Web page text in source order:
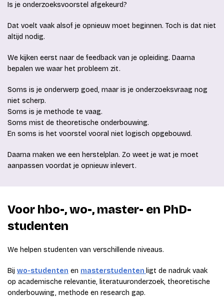
Is je onderzoeksvoorstel afgekeurd?
Dat voelt vaak alsof je opnieuw moet beginnen. Toch is dat niet
altijd nodig.
We kijken eerst naar de feedback van je opleiding. Daarna
bepalen we waar het probleem zit.
Soms is je onderwerp goed, maar is je onderzoeksvraag nog
niet scherp.
Soms is je methode te vaag.
Soms mist de theoretische onderbouwing.
En soms is het voorstel vooral niet logisch opgebouwd.
Daarna maken we een herstelplan. Zo weet je wat je moet
aanpassen voordat je opnieuw inlevert.
Voor hbo-, wo-, master- en PhD-
studenten
We helpen studenten van verschillende niveaus.
Bij wo-studenten en masterstudenten ligt de nadruk vaak
op academische relevantie, literatuuronderzoek, theoretische
onderbouwing, methode en research gap.